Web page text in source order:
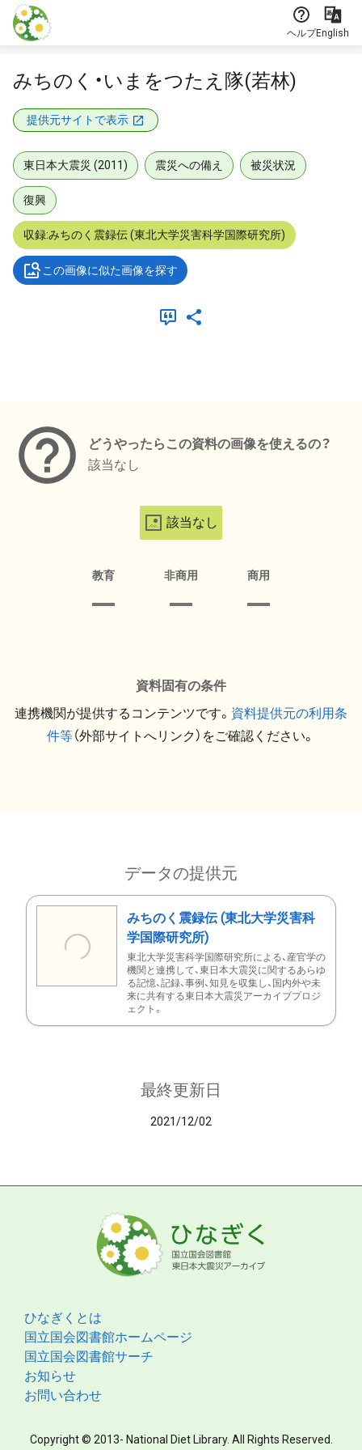
本文に飛ぶ
ヘルプEnglish
みちのく・いまをつたえ隊(若林)
提供元サイトで表示
東日本大震災 (2011) 震災への備え 被災状況
復興
収録:みちのく震録伝 (東北大学災害科学国際研究所)
この画像に似た画像を探す
どうやったらこの資料の画像を使えるの？
該当なし
該当なし
教育 非商用 商用
資料固有の条件
連携機関が提供するコンテンツです。 資料提供元の利用条
件等（外部サイトへリンク）をご確認ください。
データの提供元
みちのく震録伝 (東北大学災害科
学国際研究所)
東北大学災害科学国際研究所による、産官学の
機関と連携して、東日本大震災に関するあらゆ
る記憶、記録、事例、知見を収集し、国内外や未
来に共有する東日本大震災アーカイブプロジ
ェクト。
最終更新日
2021/12/02
ひなぎくとは
国立国会図書館ホームページ
国立国会図書館サーチ
お知らせ
お問い合わせ
Copyright © 2013- National Diet Library. All Rights Reserved.